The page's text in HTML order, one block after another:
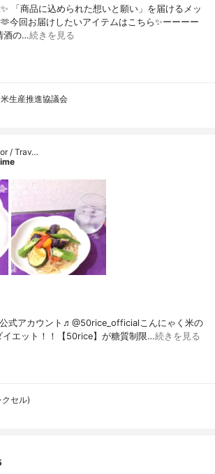
「商品に込められた想いと願い」を届けるメッ
今回お届けしたいアイテムはこちら✨ーーーー
酒の…続きを見る
生産推進協議会
/ Trav…
式アカウント♬@50rice_officialこんにゃく米の
イエット！！【50rice】が糖質制限…続きを見る
クセル)